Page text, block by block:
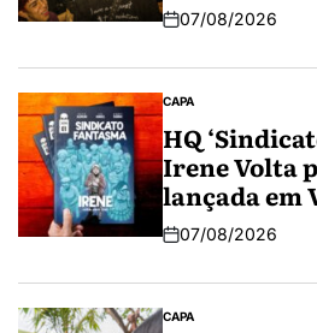
07/08/2026
CAPA
HQ
Irene Volta
lançada em
07/08/2026
CAPA